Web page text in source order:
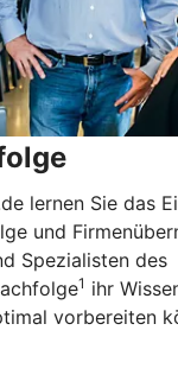
lernen Sie das
und
Spezialisten des
1 ihr
vorbereiten